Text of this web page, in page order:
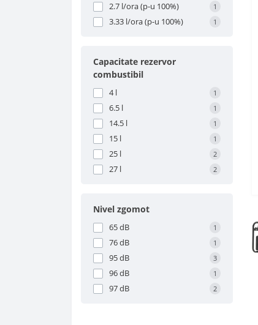
2.7 l/ora (p-u 100%) 1
3.33 l/ora (p-u 100%) 1
Capacitate rezervor
combustibil
4 l 1
6.5 l 1
14.5 l 1
15 l 1
25 l 2
27 l 2
Nivel zgomot
65 dB 1
76 dB 1
95 dB 3
96 dB 1
97 dB 2